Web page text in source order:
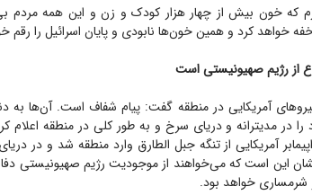
که خون بیش از چهار هزار کودک و زن و این همه مردم بی
خواهد کرد و همین خون‌ها نابودی و پایان اسرائیل را رقم
از رژیم صهیونیستی است
آمریکایی در منطقه گفت: پیام شفاف است. آن‌ها به
در مدیترانه و دریای سرخ و به طور کلی در منطقه اعلام
آمریکایی از تنگه جبل الطارق وارد منطقه شد و در
این است که می‌خواهند از موجودیت رژیم صهیونیستی
شرمساری خواهد بود.